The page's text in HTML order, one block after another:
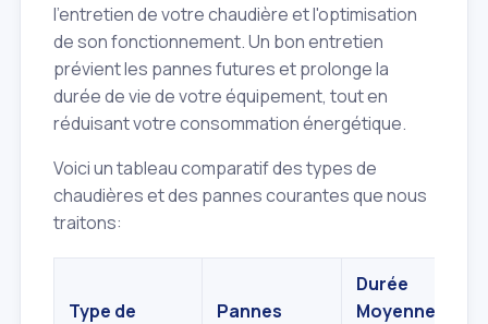
l'entretien de votre chaudière et l'optimisation
de son fonctionnement. Un bon entretien
prévient les pannes futures et prolonge la
durée de vie de votre équipement, tout en
réduisant votre consommation énergétique.
Voici un tableau comparatif des types de
chaudières et des pannes courantes que nous
traitons:
Type de
Pannes
Durée
Moyenne